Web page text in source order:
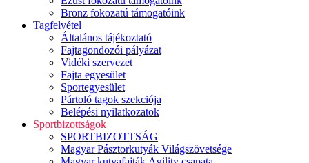
Bronz fokozatú támogatóink
Tagfelvétel
Általános tájékoztató
Fajtagondozói pályázat
Vidéki szervezet
Fajta egyesület
Sportegyesület
Pártoló tagok szekciója
Belépési nyilatkozatok
Sportbizottságok
SPORTBIZOTTSÁG
Magyar Pásztorkutyák Világszövetsége